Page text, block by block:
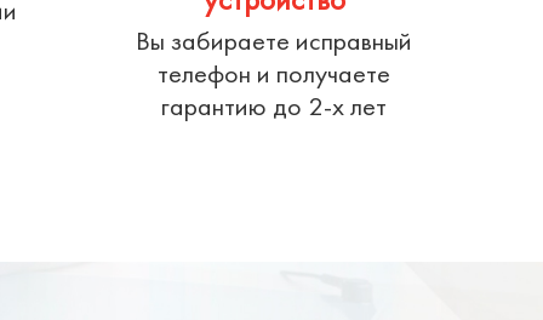
Вы забираете исправный
телефон и получаете
гарантию до 2-х лет